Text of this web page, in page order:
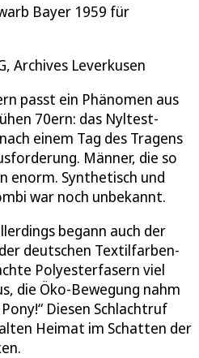
Bayer 1959 für
Archives Leverkusen
passt ein Phänomen aus
70ern: das Nyltest-
einem Tag des Tragens
Männer, die so
enorm. Synthetisch und
war noch unbekannt.
begann auch der
deutschen Textilfarben-
Polyesterfasern viel
die Öko-Bewegung nahm
Diesen Schlachtruf
Heimat im Schatten der